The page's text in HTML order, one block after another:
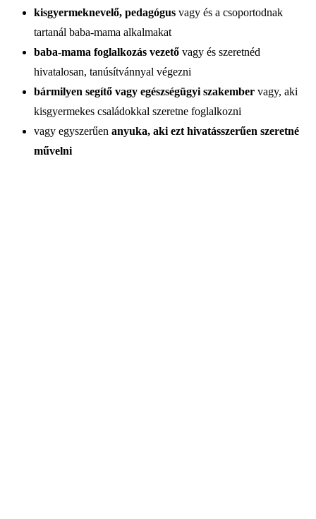
kisgyermeknevelő, pedagógus vagy és a csoportodnak
tartanál baba‑mama alkalmakat
baba‑mama foglalkozás vezető vagy és szeretnéd
hivatalosan, tanúsítvánnyal végezni
bármilyen segítő vagy egészségügyi szakember vagy, aki
kisgyermekes családokkal szeretne foglalkozni
vagy egyszerűen anyuka, aki ezt hivatásszerűen szeretné
művelni